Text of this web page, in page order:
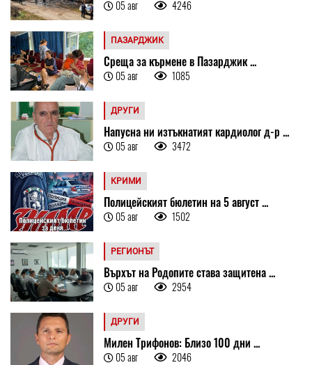
05 авг 4246
ПАЗАРДЖИК
Среща за кърмене в Пазарджик ...
05 авг 1085
ДРУГИ
Напусна ни изтъкнатият кардиолог д-р ...
05 авг 3472
КРИМИ
Полицейският бюлетин на 5 август ...
05 авг 1502
РЕГИОНЪТ
Върхът на Родопите става защитена ...
05 авг 2954
ДРУГИ
Милен Трифонов: Близо 100 дни ...
05 авг 2046